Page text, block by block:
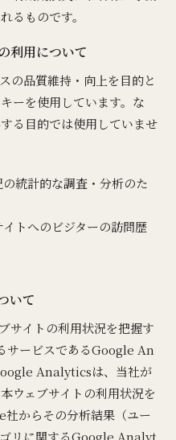
るものです。
利用について
の品質維持・向上を目的と
ーを使用しています。な
る目的では使用していませ
統計的な調査・分析のた
トへのビジターの訪問歴
いて
サイトの利用状況を把握す
サービスであるGoogle An
Analyticsは、当社が
ウェブサイトの利用状況を
からその分析結果（ユー
リに関するGoogle Analyt